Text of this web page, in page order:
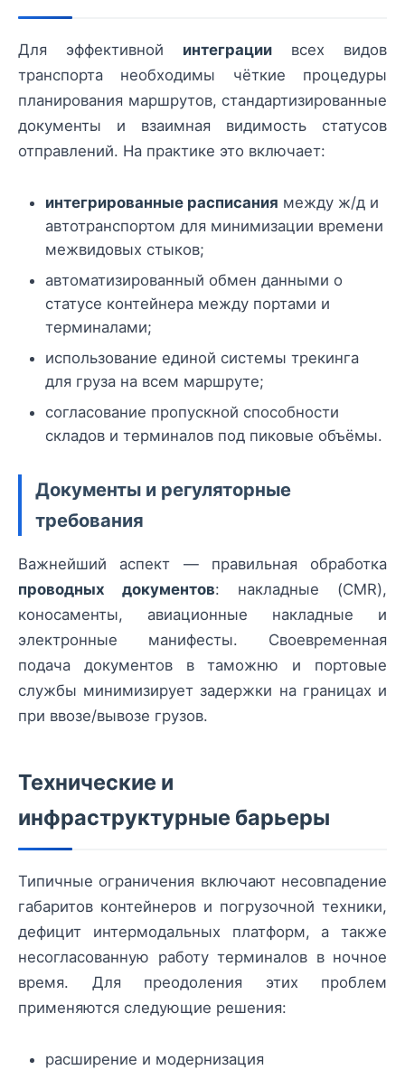
Для эффективной интеграции всех видов
транспорта необходимы чёткие процедуры
планирования маршрутов, стандартизированные
документы и взаимная видимость статусов
отправлений. На практике это включает:
интегрированные расписания между ж/д и
автотранспортом для минимизации времени
межвидовых стыков;
автоматизированный обмен данными о
статусе контейнера между портами и
терминалами;
использование единой системы трекинга
для груза на всем маршруте;
согласование пропускной способности
складов и терминалов под пиковые объёмы.
Документы и регуляторные
требования
Важнейший аспект — правильная обработка
проводных документов: накладные (CMR),
коносаменты, авиационные накладные и
электронные манифесты. Своевременная
подача документов в таможню и портовые
службы минимизирует задержки на границах и
при ввозе/вывозе грузов.
Технические и
инфраструктурные барьеры
Типичные ограничения включают несовпадение
габаритов контейнеров и погрузочной техники,
дефицит интермодальных платформ, а также
несогласованную работу терминалов в ночное
время. Для преодоления этих проблем
применяются следующие решения:
расширение и модернизация